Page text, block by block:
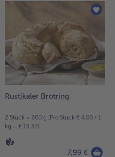
Rustikaler Brotring
2 Stück = 600 g (Pro Stück € 4,00 / 1
kg = € 13,32)
7,99 €